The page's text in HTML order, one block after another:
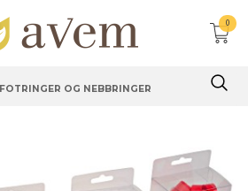
0
FOTRINGER OG NEBBRINGER